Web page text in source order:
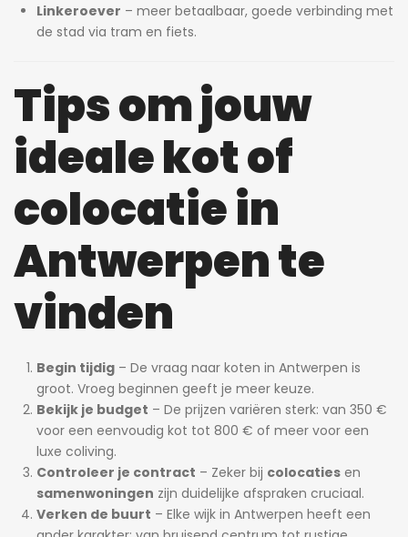
Linkeroever – meer betaalbaar, goede verbinding met
de stad via tram en fiets.
Tips om jouw
ideale kot of
colocatie in
Antwerpen te
vinden
Begin tijdig – De vraag naar koten in Antwerpen is
groot. Vroeg beginnen geeft je meer keuze.
Bekijk je budget – De prijzen variëren sterk: van 350 €
voor een eenvoudig kot tot 800 € of meer voor een
luxe coliving.
Controleer je contract – Zeker bij colocaties en
samenwoningen zijn duidelijke afspraken cruciaal.
Verken de buurt – Elke wijk in Antwerpen heeft een